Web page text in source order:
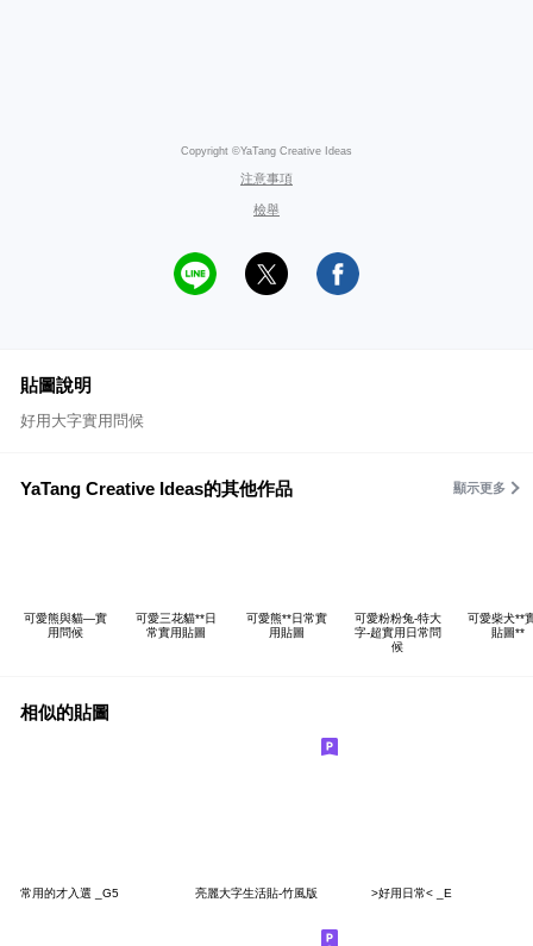
Copyright ©YaTang Creative Ideas
注意事項
檢舉
貼圖說明
好用大字實用問候
YaTang Creative Ideas的其他作品 顯示更多
可愛熊與貓—實
用問候
可愛三花貓**日
常實用貼圖
可愛熊**日常實
用貼圖
可愛粉粉兔-特大
字-超實用日常問
候
可愛柴犬**
貼圖**
相似的貼圖
常用的才入選 _G5 亮麗大字生活貼-竹風版 >好用日常< _E